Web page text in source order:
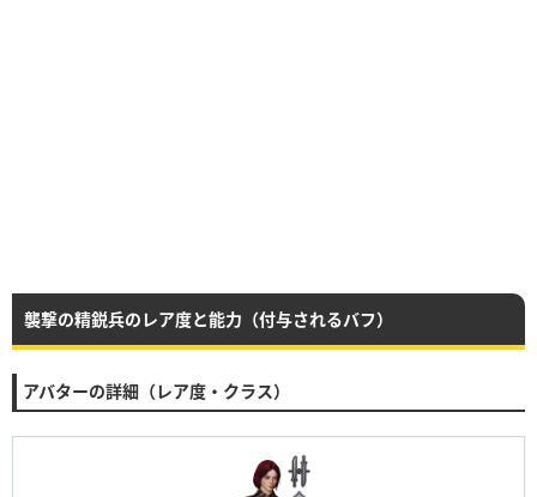
襲撃の精鋭兵のレア度と能力（付与されるバフ）
アバターの詳細（レア度・クラス）